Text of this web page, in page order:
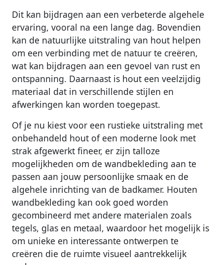
Dit kan bijdragen aan een verbeterde algehele
ervaring, vooral na een lange dag. Bovendien
kan de natuurlijke uitstraling van hout helpen
om een verbinding met de natuur te creëren,
wat kan bijdragen aan een gevoel van rust en
ontspanning. Daarnaast is hout een veelzijdig
materiaal dat in verschillende stijlen en
afwerkingen kan worden toegepast.
Of je nu kiest voor een rustieke uitstraling met
onbehandeld hout of een moderne look met
strak afgewerkt fineer, er zijn talloze
mogelijkheden om de wandbekleding aan te
passen aan jouw persoonlijke smaak en de
algehele inrichting van de badkamer. Houten
wandbekleding kan ook goed worden
gecombineerd met andere materialen zoals
tegels, glas en metaal, waardoor het mogelijk is
om unieke en interessante ontwerpen te
creëren die de ruimte visueel aantrekkelijk